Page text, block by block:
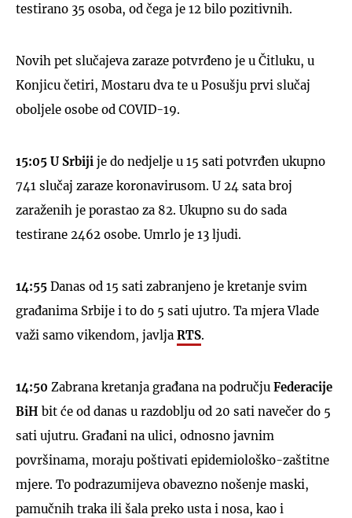
testirano 35 osoba, od čega je 12 bilo pozitivnih.
Novih pet slučajeva zaraze potvrđeno je u Čitluku, u
Konjicu četiri, Mostaru dva te u Posušju prvi slučaj
oboljele osobe od COVID-19.
15:05 U Srbiji je do nedjelje u 15 sati potvrđen ukupno
741 slučaj zaraze koronavirusom. U 24 sata broj
zaraženih je porastao za 82. Ukupno su do sada
testirane 2462 osobe. Umrlo je 13 ljudi.
14:55 Danas od 15 sati zabranjeno je kretanje svim
građanima Srbije i to do 5 sati ujutro. Ta mjera Vlade
važi samo vikendom, javlja RTS.
14:50 Zabrana kretanja građana na području Federacije
BiH bit će od danas u razdoblju od 20 sati navečer do 5
sati ujutru. Građani na ulici, odnosno javnim
površinama, moraju poštivati epidemiološko-zaštitne
mjere. To podrazumijeva obavezno nošenje maski,
pamučnih traka ili šala preko usta i nosa, kao i